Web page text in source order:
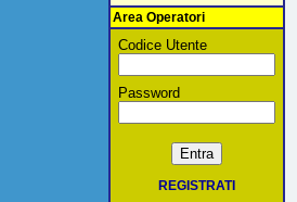
Area Operatori
Codice Utente
Password
REGISTRATI